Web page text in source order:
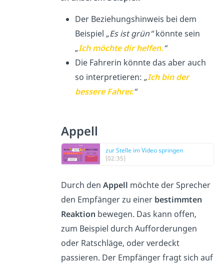
Der Beziehungshinweis bei dem
Beispiel „Es ist grün“könnte sein
„Ich möchte dir helfen.“
Die Fahrerin könnte das aber auch
so interpretieren: „Ich bin der
bessere Fahrer.“
Appell
zur Stelle im Video springen
(02:35)
Durch den Appell möchte der Sprecher
den Empfänger zu einerbestimmten
Reaktion bewegen. Das kann offen,
zum Beispiel durch Aufforderungen
oder Ratschläge, oder verdeckt
passieren. Der Empfänger fragt sich auf